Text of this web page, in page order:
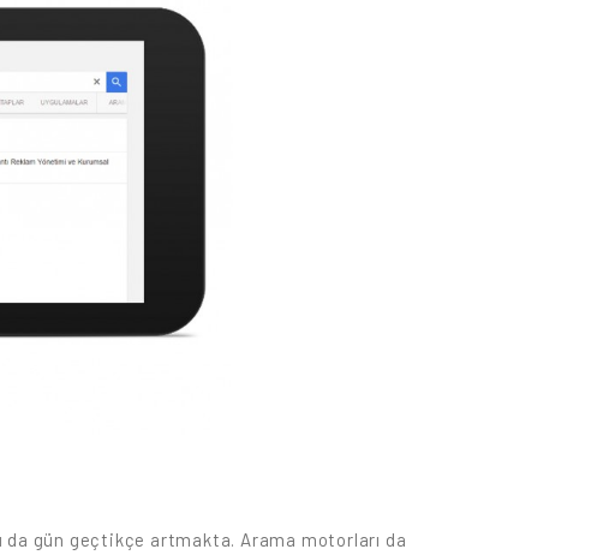
da gün geçtikçe artmakta. Arama motorları da